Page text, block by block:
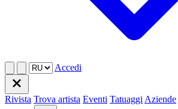
Accedi
Rivista Trova artista Eventi Tatuaggi Aziende